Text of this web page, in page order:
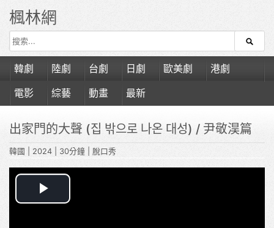
楓林網
韓劇 陸劇 台劇 日劇 歐美劇
港劇
電影
綜藝 動畫 最新
出家門的大聲 (집 밖으로 나온 대성) / 尹敬淏篇
韓國 2024 30分鐘 脫口秀
Play